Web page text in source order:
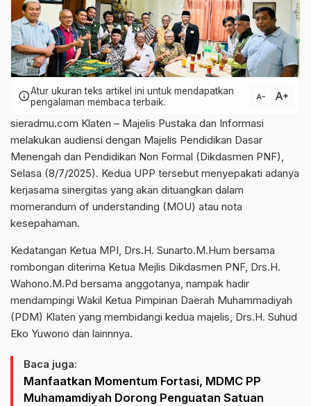
infoAtur ukuran teks artikel ini untuk mendapatkan
pengalaman membaca terbaik.
text_decrease text_increase
sieradmu.com Klaten – Majelis Pustaka dan Informasi
melakukan audiensi dengan Majelis Pendidikan Dasar
Menengah dan Pendidikan Non Formal (Dikdasmen PNF),
Selasa (8/7/2025). Kedua UPP tersebut menyepakati adanya
kerjasama sinergitas yang akan dituangkan dalam
momerandum of understanding (MOU) atau nota
kesepahaman.
Kedatangan Ketua MPI, Drs.H. Sunarto.M.Hum bersama
rombongan diterima Ketua Mejlis Dikdasmen PNF, Drs.H.
Wahono.M.Pd bersama anggotanya, nampak hadir
mendampingi Wakil Ketua Pimpinan Daerah Muhammadiyah
(PDM) Klaten yang membidangi kedua majelis, Drs.H. Suhud
Eko Yuwono dan lainnnya.
Baca juga:
Manfaatkan Momentum Fortasi, MDMC PP
Muhamamdiyah Dorong Penguatan Satuan